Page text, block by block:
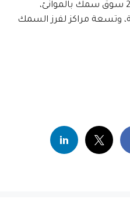
التحتية للتسويق تتكون من 22 سوق سمك بالموانئ،
وتسعة مراكز لفرز السمك